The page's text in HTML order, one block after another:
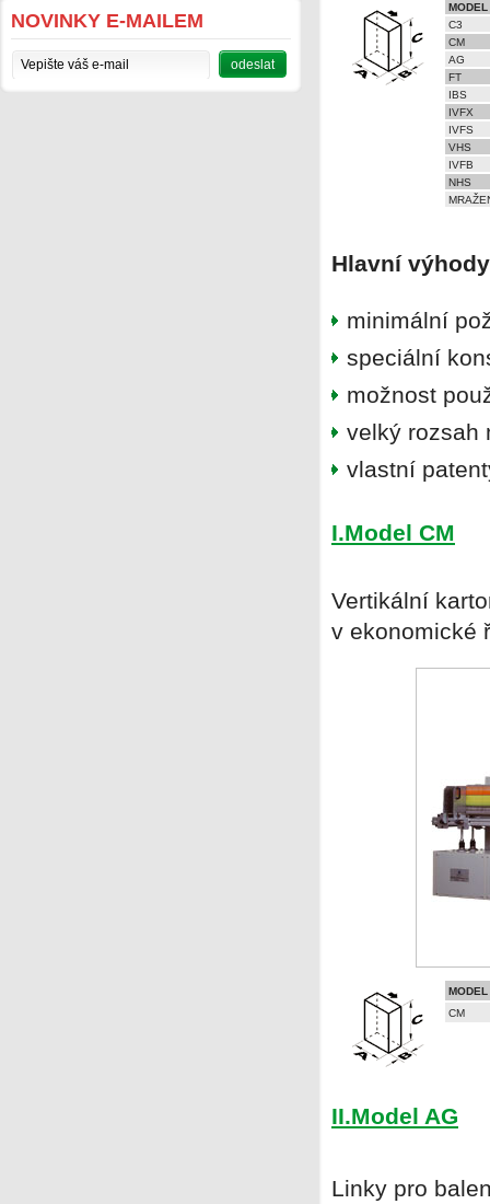
NOVINKY E-MAILEM
MODEL
C3
CM
AG
FT
IBS
IVFX
IVFS
VHS
IVFB
NHS
Hlavní
minimální
speciální
možnost
velký rozsah
vlastní
I.Model CM
Vertikální
v ekonomické
MODEL
CM
II.Model AG
Linky pro